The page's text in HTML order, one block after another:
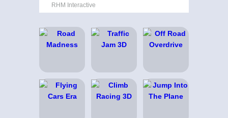
RHM Interactive